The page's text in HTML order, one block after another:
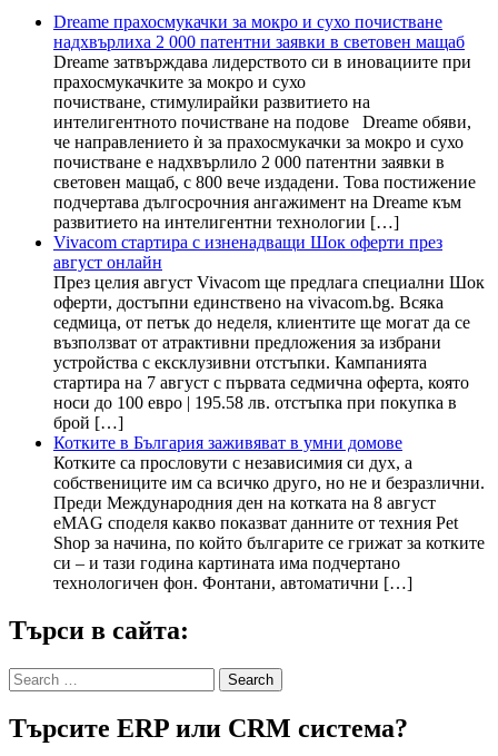
Dreame прахосмукачки за мокро и сухо почистване
надхвърлиха 2 000 патентни заявки в световен мащаб
Dreame затвърждава лидерството си в иновациите при
прахосмукачките за мокро и сухо
почистване, стимулирайки развитието на
интелигентното почистване на подове Dreame обяви,
че направлението ѝ за прахосмукачки за мокро и сухо
почистване е надхвърлило 2 000 патентни заявки в
световен мащаб, с 800 вече издадени. Това постижение
подчертава дългосрочния ангажимент на Dreame към
развитието на интелигентни технологии […]
Vivacom стартира с изненадващи Шок оферти през
август онлайн
През целия август Vivacom ще предлага специални Шок
оферти, достъпни единствено на vivacom.bg. Всяка
седмица, от петък до неделя, клиентите ще могат да се
възползват от атрактивни предложения за избрани
устройства с ексклузивни отстъпки. Кампанията
стартира на 7 август с първата седмична оферта, която
носи до 100 евро | 195.58 лв. отстъпка при покупка в
брой […]
Котките в България заживяват в умни домове
Котките са прословути с независимия си дух, а
собствениците им са всичко друго, но не и безразлични.
Преди Международния ден на котката на 8 август
eMAG споделя какво показват данните от техния Pet
Shop за начина, по който българите се грижат за котките
си – и тази година картината има подчертано
технологичен фон. Фонтани, автоматични […]
Търси в сайта:
Search
for:
Търсите ERP или CRM система?